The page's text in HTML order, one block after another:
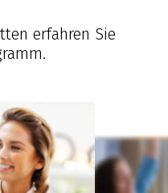
erfahren Sie